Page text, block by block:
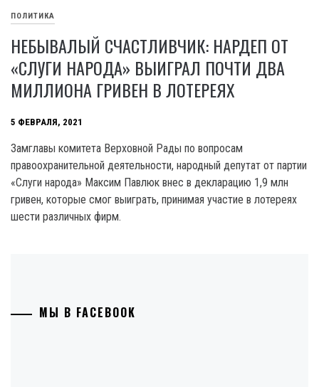
ПОЛИТИКА
НЕБЫВАЛЫЙ СЧАСТЛИВЧИК: НАРДЕП ОТ
«СЛУГИ НАРОДА» ВЫИГРАЛ ПОЧТИ ДВА
МИЛЛИОНА ГРИВЕН В ЛОТЕРЕЯХ
5 ФЕВРАЛЯ, 2021
Замглавы комитета Верховной Рады по вопросам
правоохранительной деятельности, народный депутат от партии
«Слуги народа» Максим Павлюк внес в декларацию 1,9 млн
гривен, которые смог выиграть, принимая участие в лотереях
шести различных фирм.
МЫ В FACEBOOK